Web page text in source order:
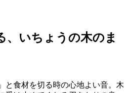
、いちょうの木のま
と食材を切る時の心地よい音。木